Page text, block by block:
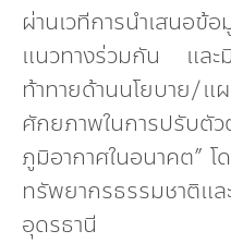
ผ่านเวทีการนำเสนอข้
แนวทางร่วมกัน และ
ท้าทายด้านนโยบาย/แ
ศักยภาพในการปรับตั
ภูมิอากาศในอนาคต” โ
ทรัพยากรธรรมชาติแ
อุดรธานี